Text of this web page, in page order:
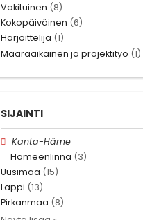
Vakituinen (8)
Kokopäiväinen (6)
Harjoittelija (1)
Määräaikainen ja projektityö (1)
SIJAINTI
Kanta-Häme
Hämeenlinna (3)
Uusimaa (15)
Lappi (13)
Pirkanmaa (8)